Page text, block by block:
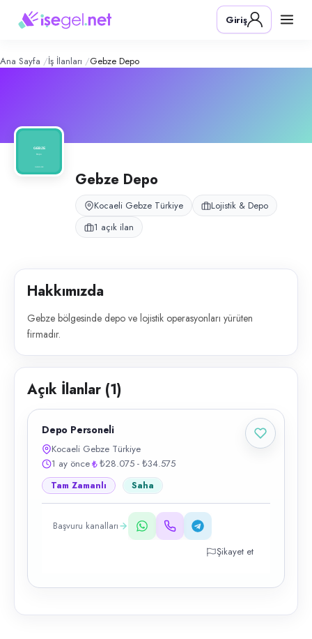
Depo– Şirket Profili
Konum:
Gebze bölgesinde depo ve lojistik operasyonları yürüten firmadır.
Giriş
Ana Sayfa İş İlanları Gebze Depo
Gebze Depo
Kocaeli Gebze Türkiye
Lojistik & Depo
1 açık ilan
Hakkımızda
Gebze bölgesinde depo ve lojistik operasyonları yürüten
firmadır.
Açık İlanlar (1)
Depo Personeli
Kocaeli Gebze Türkiye
1 ay önce
₺28.075 - ₺34.575
Tam Zamanlı Saha
Başvuru kanalları
Şikayet et